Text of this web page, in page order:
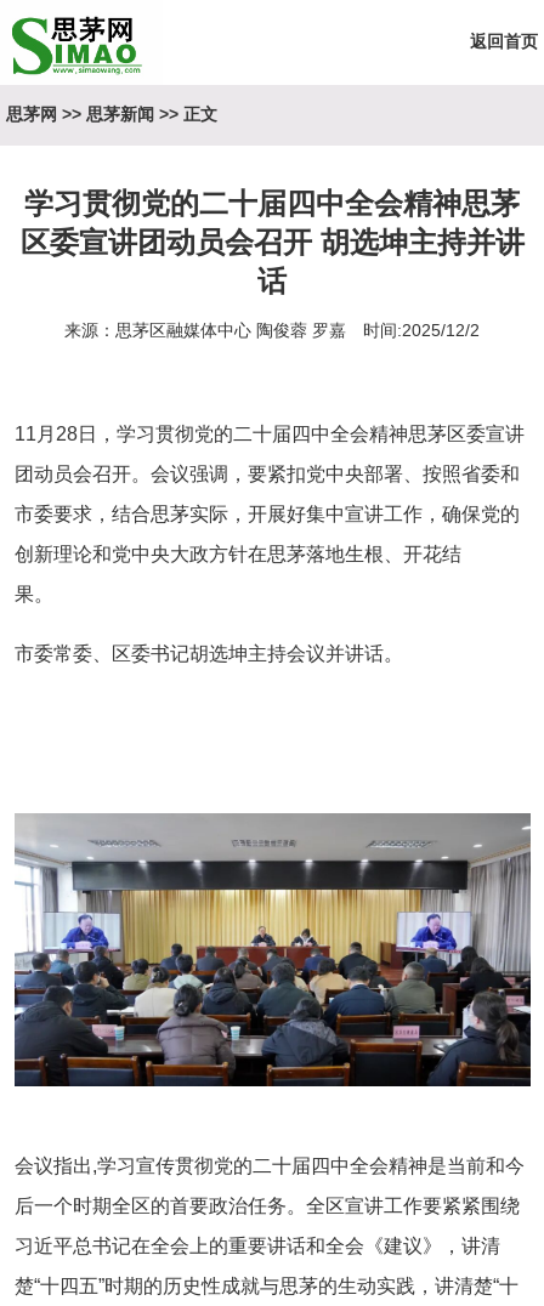
返回首页
思茅网 >> 思茅新闻 >> 正文
学习贯彻党的二十届四中全会精神思茅
区委宣讲团动员会召开 胡选坤主持并讲
话
来源：思茅区融媒体中心 陶俊蓉 罗嘉 时间:2025/12/2
11月28日，学习贯彻党的二十届四中全会精神思茅区委宣讲
团动员会召开。会议强调，要紧扣党中央部署、按照省委和
市委要求，结合思茅实际，开展好集中宣讲工作，确保党的
创新理论和党中央大政方针在思茅落地生根、开花结
果。
市委常委、区委书记胡选坤主持会议并讲话。
会议指出,学习宣传贯彻党的二十届四中全会精神是当前和今
后一个时期全区的首要政治任务。全区宣讲工作要紧紧围绕
习近平总书记在全会上的重要讲话和全会《建议》，讲清
楚“十四五”时期的历史性成就与思茅的生动实践，讲清楚“十